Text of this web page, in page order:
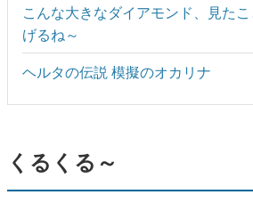
こんな大きなダイアモンド、見た
げるね～
ヘルタの伝説 模擬のオカリナ
くるくる～